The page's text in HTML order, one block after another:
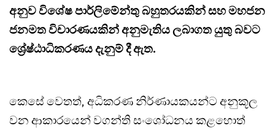
අනුව විශේෂ පාර්ලිමේන්තු බහුතරයකින් සහ මහජන
ජනමත විචාරණයකින් අනුමැතිය ලබාගත යුතු බවට
ශ්‍රේෂ්ඨාධිකරණය දැනුම් දී ඇත.
කෙසේ වෙතත්, අධිකරණ නිර්ණායකයන්ට අනුකූල
වන ආකාරයෙන් වගන්ති සංශෝධනය කළහොත්